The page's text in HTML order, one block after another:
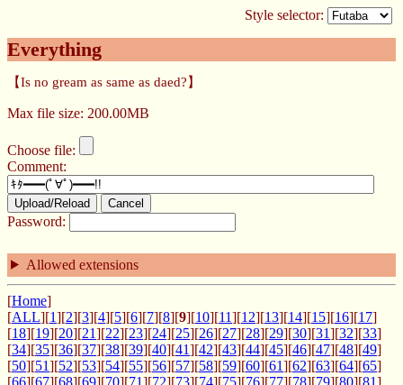
Style selector:
Everything
【Is no gream as same as daed?】
Max file size: 200.00MB
Choose file:
Comment:
Upload/Reload Cancel
Password:
Allowed extensions
[Home]
[ALL][1][2][3][4][5][6][7][8][9][10][11][12][13][14][15][16][17]
[18][19][20][21][22][23][24][25][26][27][28][29][30][31][32][33]
[34][35][36][37][38][39][40][41][42][43][44][45][46][47][48][49]
[50][51][52][53][54][55][56][57][58][59][60][61][62][63][64][65]
[66][67][68][69][70][71][72][73][74][75][76][77][78][79][80][81]